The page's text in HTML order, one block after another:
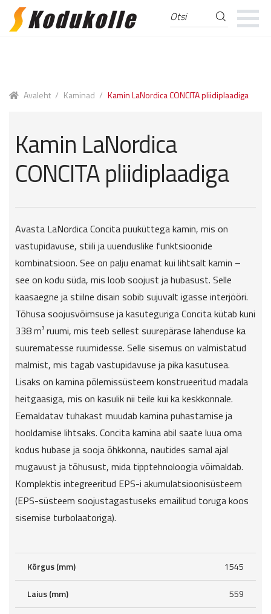
Skip
Skip
Otsi:
Avaleht / Kaminad / Kamin LaNordica CONCITA pliidiplaadiga
Kamin LaNordica
CONCITA pliidiplaadiga
Avasta LaNordica Concita puuküttega kamin, mis on
vastupidavuse, stiili ja uuenduslike funktsioonide
kombinatsioon. See on palju enamat kui lihtsalt kamin –
see on kodu süda, mis loob soojust ja hubasust. Selle
kaasaegne ja stiilne disain sobib sujuvalt igasse interjööri.
Tõhusa soojusvõimsuse ja kasuteguriga Concita kütab kuni
338 m³ ruumi, mis teeb sellest suurepärase lahenduse ka
suurematesse ruumidesse. Selle sisemus on valmistatud
malmist, mis tagab vastupidavuse ja pika kasutusea.
Lisaks on kamina põlemissüsteem konstrueeritud madala
heitgaasiga, mis on kasulik nii teile kui ka keskkonnale.
Eemaldatav tuhakast muudab kamina puhastamise ja
hooldamise lihtsaks. Concita kamina abil saate luua oma
kodus hubase ja sooja õhkkonna, nautides samal ajal
mugavust ja tõhusust, mida tipptehnoloogia võimaldab.
Komplektis integreeritud EPS-i akumulatsioonisüsteem
(EPS-süsteem soojustagastuseks emailitud toruga koos
sisemise turbolaatoriga).
Kõrgus (mm) 1545
Laius (mm) 559